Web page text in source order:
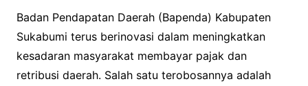
Badan Pendapatan Daerah (Bapenda) Kabupaten
Sukabumi terus berinovasi dalam meningkatkan
kesadaran masyarakat membayar pajak dan
retribusi daerah. Salah satu terobosannya adalah